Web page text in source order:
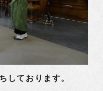
しております。